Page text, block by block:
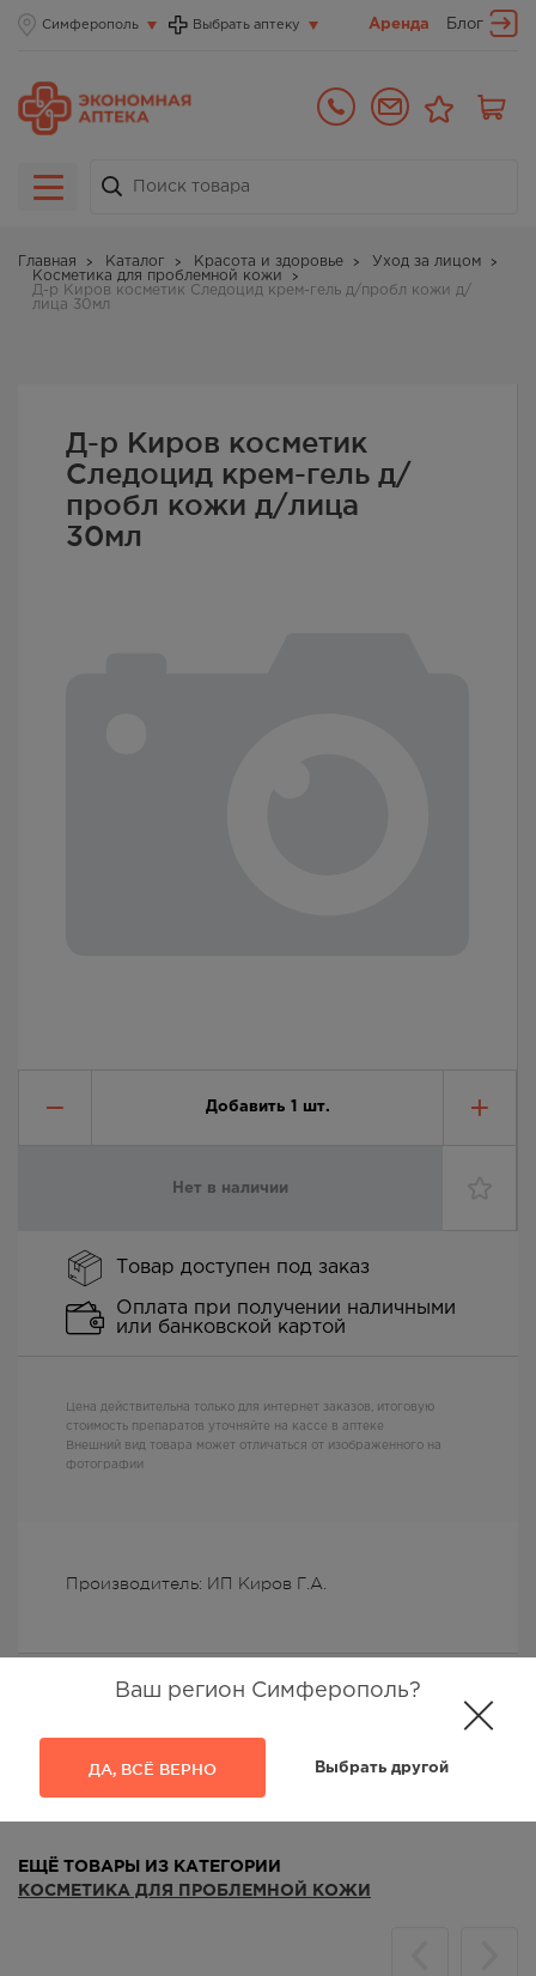
Симферополь
Ваш регион Симферополь?
ДА, ВСЁ ВЕРНО Выбрать другой
Выбрать аптеку Аренда Блог
Главная Каталог Красота и здоровье
Уход за лицом
Косметика для проблемной кожи
Д-р Киров косметик Следоцид крем-гель д/пробл кожи д/
лица 30мл
Д-р Киров косметик
Следоцид крем-гель д/
пробл кожи д/лица
30мл
Добавить 1 шт.
Нет в наличии
Производитель: ИП Киров Г.А.
Товар доступен под заказ
Оплата при получении наличными
или банковской картой
Цена действительна только для интернет заказов, итоговую
стоимость препаратов уточняйте на кассе в аптеке
Внешний вид товара может отличаться от изображенного на
фотографии
Отзывы
ЕЩЁ ТОВАРЫ ИЗ КАТЕГОРИИ
КОСМЕТИКА ДЛЯ ПРОБЛЕМНОЙ КОЖИ